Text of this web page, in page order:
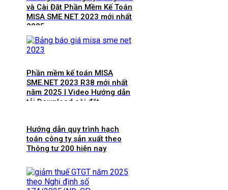
và Cài Đặt Phần Mềm Kế Toán
MISA SME NET 2023 mới nhất
2025
Phần mềm kế toán MISA
SME.NET 2023 R38 mới nhất
năm 2025 | Video Hướng dẫn
tải Download cài đặt
Hướng dẫn quy trình hạch
toán công ty sản xuất theo
Thông tư 200 hiện nay